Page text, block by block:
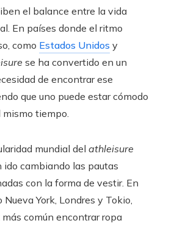
el balance entre la vida
En países donde el ritmo
como Estados Unidos y
se ha convertido en un
de encontrar ese
que uno puede estar cómodo
tiempo.
mundial del athleisure
ido cambiando las pautas
con la forma de vestir. En
York, Londres y Tokio,
común encontrar ropa